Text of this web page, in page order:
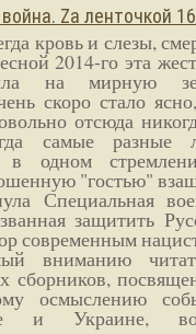
Zа ленточкой
кровь и слезы,
2014-го эта
на мирную
скоро стало
отсюда
самые разные
в одном
"гостью"
Специальная
защитить
современным
вниманию
сборников,
осмыслению
и Украине,